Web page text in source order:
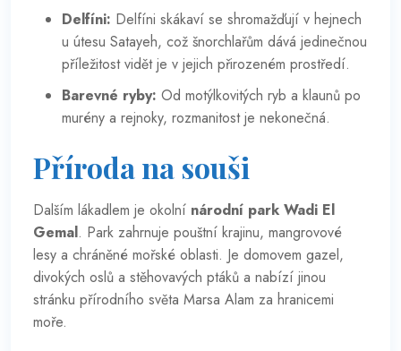
Delfíni: Delfíni skákaví se shromažďují v hejnech
u útesu Satayeh, což šnorchlařům dává jedinečnou
příležitost vidět je v jejich přirozeném prostředí.
Barevné ryby: Od motýlkovitých ryb a klaunů po
murény a rejnoky, rozmanitost je nekonečná.
Příroda na souši
Dalším lákadlem je okolní národní park Wadi El
Gemal. Park zahrnuje pouštní krajinu, mangrovové
lesy a chráněné mořské oblasti. Je domovem gazel,
divokých oslů a stěhovavých ptáků a nabízí jinou
stránku přírodního světa Marsa Alam za hranicemi
moře.